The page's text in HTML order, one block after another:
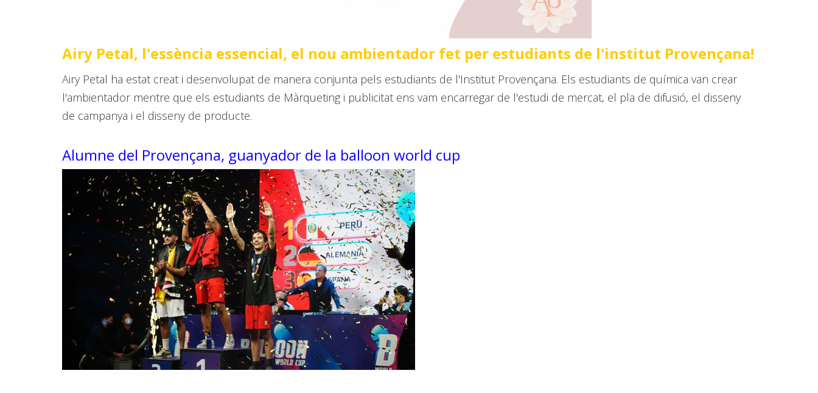
Airy Petal, l'essència essencial, el nou ambientador fet per estudiants de l'institut Provençana!
Airy Petal ha estat creat i desenvolupat de manera conjunta pels estudiants de l'Institut Provençana. Els estudiants de química van crear
l'ambientador mentre que els estudiants de Màrqueting i publicitat ens vam encarregar de l'estudi de mercat, el pla de difusió, el disseny
de campanya i el disseny de producte.
Alumne del Provençana, guanyador de la balloon world cup